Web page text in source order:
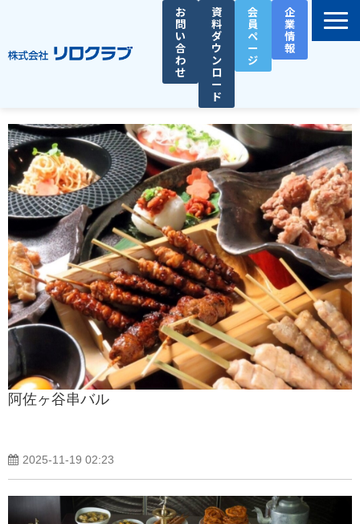
お
問
い
合
わ
せ
資
料
ダ
ウ
ン
ロ
ー
ド
会
員
ペ
ー
ジ
企
業
情
報
選ばれる理由
サービス一覧
お役立ち資料
導入事例
セミナー
総務人事タイムズ
阿佐ヶ谷串バル
2025-11-19 02:23